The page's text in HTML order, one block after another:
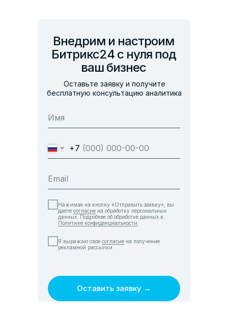
+7
Нажимая на кнопку «Отправить заявку», вы
даете согласие на обработку персональных
данных. Подробнее об обработке данных в
Политике конфиденциальности
Я выражаю свое согласие на получение
рекламной рассылки
Оставить заявку →
Внедрим и настроим
Битрикс24 с нуля под
ваш бизнес
Оставьте заявку и получите
бесплатную консультацию аналитика
Политика конфиденциальности
ООО «КИСЛОРОД ДИДЖИТАЛ»
ИНН: 7300000950 КПП: 730001001
ОГРН: 1227300004667